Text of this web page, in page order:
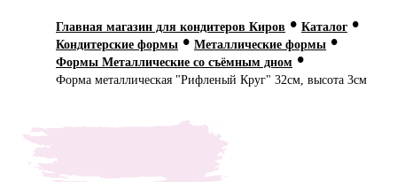
О нас
Главная магазин для кондитеров Киров • Каталог •
Кондитерские формы • Металлические формы •
Формы Металлические со съёмным дном •
Форма металлическая "Рифленый Круг" 32см, высота 3см